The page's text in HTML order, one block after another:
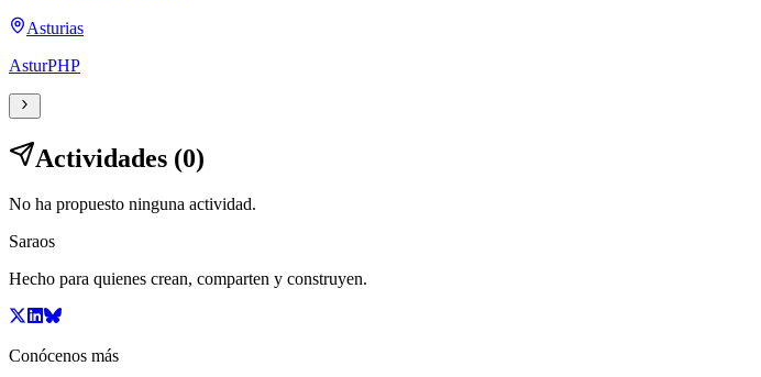
Asturias
AsturPHP
Actividades (0)
No ha propuesto ninguna actividad.
Saraos
Hecho para quienes crean, comparten y construyen.
Conócenos más